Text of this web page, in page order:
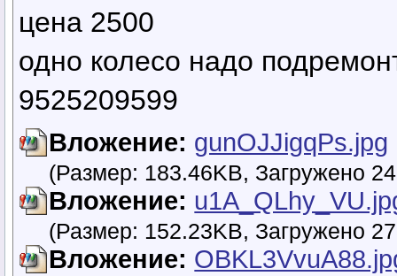
цена 2500
одно колесо надо
9525209599
Вложение: gunOJJigqPs.jpg
(Размер: 183.46KB, Загружено
Вложение:
(Размер: 152.23KB, Загружено
Вложение: